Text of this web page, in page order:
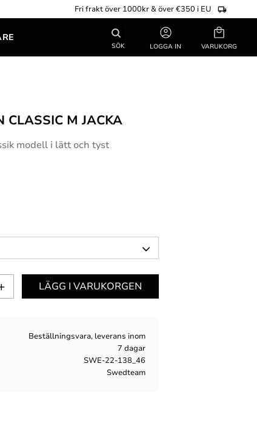
Fri frakt över 1000kr & över €350 i EU
SÖK LOGGA IN
Kundvagn
CLASSIC M JACKA
modell i lätt och tyst
Beställningsvara, leverans inom
7 dagar
SWE-22-138_46
Swedteam